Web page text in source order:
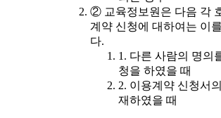
② 교육정보원은 다음 각
계약 신청에 대하여는 이
다.
1. 다른 사람의 명의
청을 하였을 때
2. 이용계약 신청서
재하였을 때